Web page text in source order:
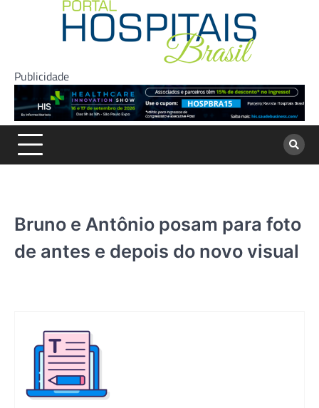
Publicidade
Bruno e Antônio posam para foto
de antes e depois do novo visual